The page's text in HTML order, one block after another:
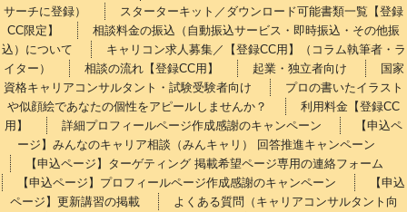
サーチに登録）
スターターキット／ダウンロード可能書類一覧【登録
CC限定】
相談料金の振込（自動振込サービス・即時振込・その他振
込）について
キャリコン求人募集／【登録CC用】（コラム執筆者・ラ
イター）
相談の流れ【登録CC用】 起業・独立者向け
国家
資格キャリアコンサルタント・試験受験者向け
プロの書いたイラスト
や似顔絵であなたの個性をアピールしませんか？
利用料金【登録CC
用】
詳細プロフィールページ作成感謝のキャンペーン
【申込ペ
ージ】みんなのキャリア相談（みんキャリ） 回答推進キャンペーン
【申込ページ】ターゲティング 掲載希望ページ専用の連絡フォーム
【申込ページ】プロフィールページ作成感謝のキャンペーン
【申込
ページ】更新講習の掲載
よくある質問（キャリアコンサルタント向